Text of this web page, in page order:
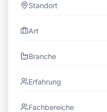
Standort
Art
Branche
Erfahrung
Fachbereiche